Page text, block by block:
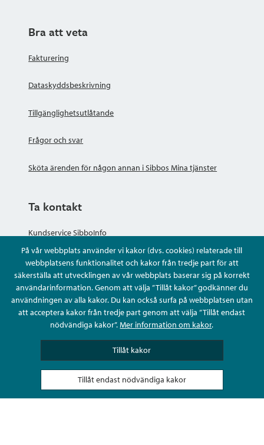
På vår webbplats använder vi kakor (dvs. cookies) relaterade till
webbplatsens funktionalitet och kakor från tredje part för att
säkerställa att utvecklingen av vår webbplats baserar sig på korrekt
användarinformation. Genom att välja ”Tillåt kakor” godkänner du
användningen av alla kakor. Du kan också surfa på webbplatsen utan
att acceptera kakor från tredje part genom att välja ”Tillåt endast
nödvändiga kakor”.Mer information om kakor.
Tillåt kakor
Tillåt endast nödvändiga kakor
Bra att veta
Fakturering
Dataskyddsbeskrivning
Tillgänglighetsutlåtande
Frågor och svar
Sköta ärenden för någon annan i Sibbos Mina tjänster
Ta kontakt
Kundservice SibboInfo
Ge anonym respons
Ställ en fråga eller sköta ditt ärende
Kontaktuppgifter